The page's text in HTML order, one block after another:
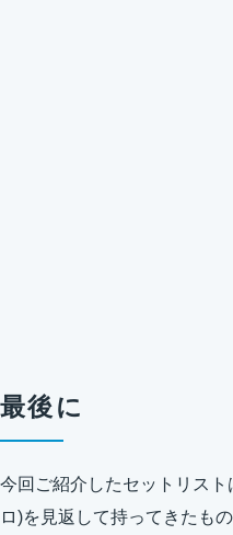
最後に
今回ご紹介したセットリスト
ロ)を見返して持ってきたもの